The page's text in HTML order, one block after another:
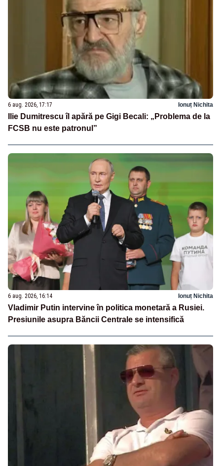
6 aug. 2026, 17:17 Ionuț Nichita
Ilie Dumitrescu îl apără pe Gigi Becali: „Problema de la
FCSB nu este patronul”
6 aug. 2026, 16:14 Ionuț Nichita
Vladimir Putin intervine în politica monetară a Rusiei.
Presiunile asupra Băncii Centrale se intensifică